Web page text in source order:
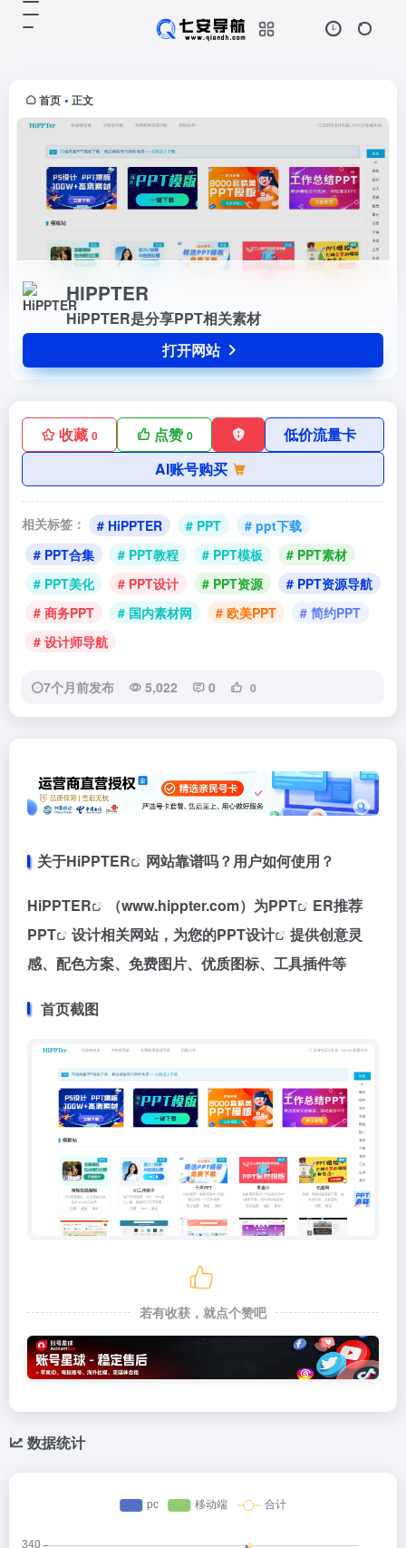
首页 • 正文
HiPPTER
HiPPTER是分享PPT相关素材
打开网站
收藏 0 点赞0
低价流量卡
AI账号购买
相关标签： # HiPPTER # PPT
# ppt下载
# PPT合集
# PPT教程 # PPT模板
# PPT素材
# PPT美化
# PPT设计 # PPT资源
# PPT资源导航
# 商务PPT
# 国内素材网 # 欧美PPT
# 简约PPT
# 设计师导航
7个月前发布 5,022 0 0
关于HiPPTER 网站靠谱吗？用户如何使用？
HiPPTER （www.hippter.com）为PPT
ER推荐
PPT
设计相关网站，为您的PPT设计
提供创意灵
感、配色方案、免费图片、优质图标、工具插件等
首页截图
若有收获，就点个赞吧
数据统计